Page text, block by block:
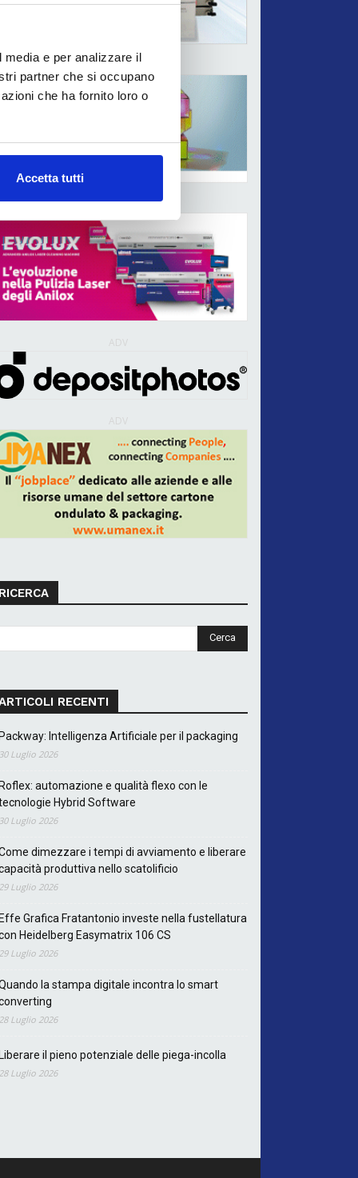
e per analizzare il
partner che si occupano
che ha fornito loro o
Accetta tutti
ADV
ADV
RECENTI
Intelligenza Artificiale per il packaging
Luglio 2026
automazione e qualità flexo con le
Hybrid Software
Luglio 2026
dimezzare i tempi di avviamento e liberare
produttiva nello scatolificio
Luglio 2026
Grafica Fratantonio investe nella fustellatura
Heidelberg Easymatrix 106 CS
Luglio 2026
la stampa digitale incontra lo smart
Luglio 2026
il pieno potenziale delle piega-incolla
Luglio 2026